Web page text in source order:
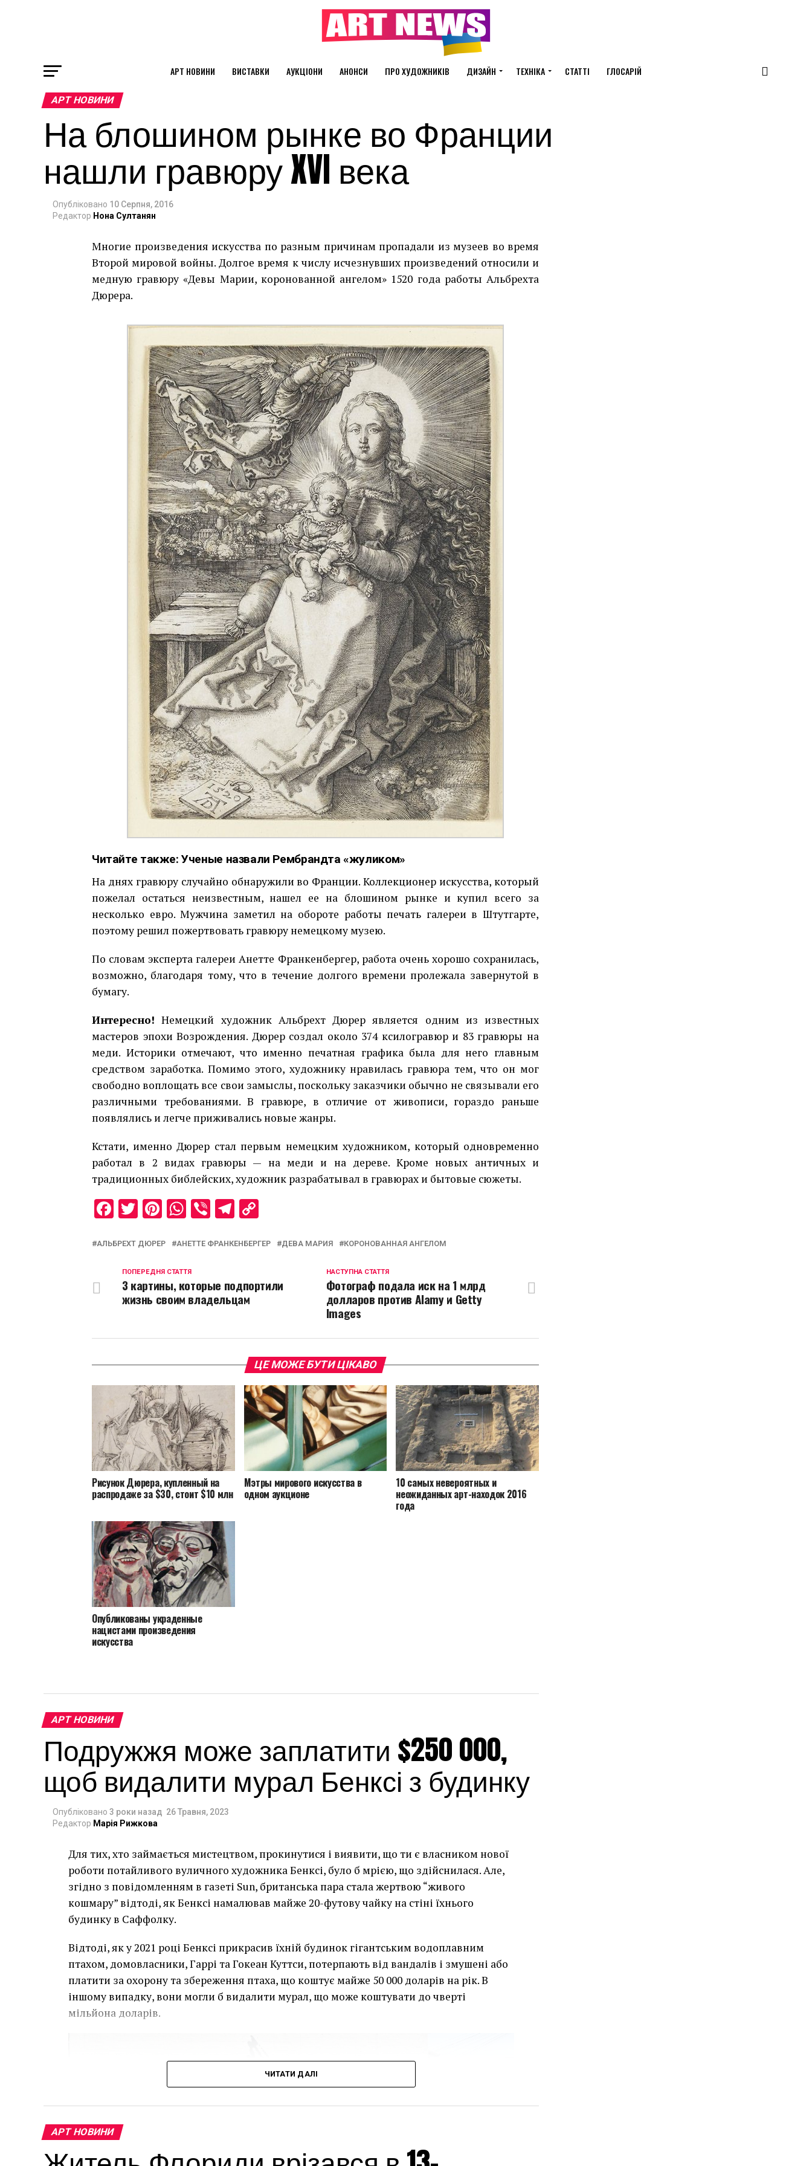
АРТ НОВИНИ ВИСТАВКИ АУКЦІОНИ АНОНСИ ПРО ХУДОЖНИКІВ ДИЗАЙН ТЕХНІКА СТАТТІ ГЛОСАРІЙ
АРТ НОВИНИ
На блошином рынке во Франции
нашли гравюру XVI века
Опубліковано 10 Серпня, 2016
Редактор Нона Султанян
Многие произведения искусства по разным причинам пропадали из музеев во время
Второй мировой войны. Долгое время к числу исчезнувших произведений относили и
медную гравюру «Девы Марии, коронованной ангелом» 1520 года работы Альбрехта
Дюрера.
Читайте также:Ученые назвали Рембрандта «жуликом»
На днях гравюру случайно обнаружили во Франции. Коллекционер искусства, который
пожелал остаться неизвестным, нашел ее на блошином рынке и купил всего за
несколько евро. Мужчина заметил на обороте работы печать галереи в Штутгарте,
поэтому решил пожертвовать гравюру немецкому музею.
По словам эксперта галереи Анетте Франкенбергер, работа очень хорошо сохранилась,
возможно, благодаря тому, что в течение долгого времени пролежала завернутой в
бумагу.
Интересно! Немецкий художник Альбрехт Дюрер является одним из известных
мастеров эпохи Возрождения. Дюрер создал около 374 ксилогравюр и 83 гравюры на
меди. Историки отмечают, что именно печатная графика была для него главным
средством заработка. Помимо этого, художнику нравилась гравюра тем, что он мог
свободно воплощать все свои замыслы, поскольку заказчики обычно не связывали его
различными требованиями. В гравюре, в отличие от живописи, гораздо раньше
появлялись и легче приживались новые жанры.
Кстати, именно Дюрер стал первым немецким художником, который одновременно
работал в 2 видах гравюры — на меди и на дереве. Кроме новых античных и
традиционных библейских, художник разрабатывал в гравюрах и бытовые сюжеты.
Facebook
Twitter
Pinterest
WhatsApp
ViberTelegram
АЛЬБРЕХТ ДЮРЕР АНЕТТЕ ФРАНКЕНБЕРГЕР ДЕВА МАРИЯ КОРОНОВАННАЯ АНГЕЛОМ
НАСТУПНА СТАТТЯ
Фотограф подала иск на 1 млрд
долларов против Alamy и Getty
Images
ПОПЕРЕДНЯ СТАТТЯ
3 картины, которые подпортили
жизнь своим владельцам
ЦЕ МОЖЕ БУТИ ЦІКАВО
Рисунок Дюрера, купленный на
распродаже за $30, стоит $10 млн
Мэтры мирового искусства в
одном аукционе
10 самых невероятных и
неожиданных арт-находок 2016
года
Опубликованы украденные
нацистами произведения
искусства
АРТ НОВИНИ
Подружжя може заплатити $250 000,
щоб видалити мурал Бенксі з будинку
Опубліковано 3 роки назад 26 Травня, 2023
Редактор Марія Рижкова
Для тих, хто займається мистецтвом, прокинутися і виявити, що ти є власником нової
роботи потайливого вуличного художника Бенксі, було б мрією, що здійснилася. Але,
згідно з повідомленням в газеті Sun, британська пара стала жертвою “живого
кошмару” відтоді, як Бенксі намалював майже 20-футову чайку на стіні їхнього
будинку в Саффолку.
Відтоді, як у 2021 році Бенксі прикрасив їхній будинок гігантським водоплавним
птахом, домовласники, Гаррі та Гокеан Куттси, потерпають від вандалів і змушені або
платити за охорону та збереження птаха, що коштує майже 50 000 доларів на рік. В
іншому випадку, вони могли б видалити мурал, що може коштувати до чверті
мільйона доларів.
ЧИТАТИ ДАЛІ
АРТ НОВИНИ